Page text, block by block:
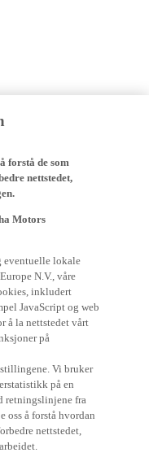
de som
nettstedet,
Motors
eventuelle lokale
N.V., våre
inkludert
JavaScript og web
la nettstedet vårt
på
Vi bruker
på en
retningslinjene fra
å forstå hvordan
nettstedet,